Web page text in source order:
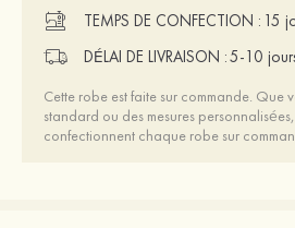
TEMPS DE CONFECTION : 15
DÉLAI DE LIVRAISON :5-10
Cette robe est faite sur commande. Que
standard ou des mesures
confectionnent chaque robe sur